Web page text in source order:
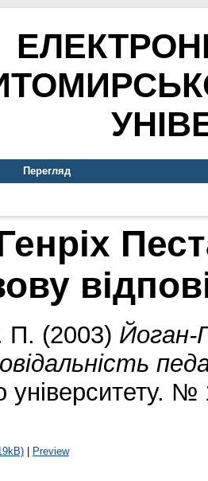
Перегляд
П. (2003) Йоган-
університету.
| Preview